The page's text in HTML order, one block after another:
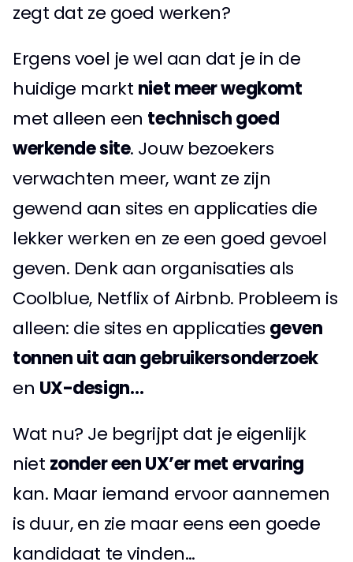
zegt dat ze goed werken?
Ergens voel je wel aan dat je in de
huidige markt niet meer wegkomt
met alleen een technisch goed
werkende site. Jouw bezoekers
verwachten meer, want ze zijn
gewend aan sites en applicaties die
lekker werken en ze een goed gevoel
geven. Denk aan organisaties als
Coolblue, Netflix of Airbnb. Probleem is
alleen: die sites en applicaties geven
tonnen uit aan gebruikersonderzoek
en UX-design…
Wat nu? Je begrijpt dat je eigenlijk
niet zonder een UX’er met ervaring
kan. Maar iemand ervoor aannemen
is duur, en zie maar eens een goede
kandidaat te vinden…